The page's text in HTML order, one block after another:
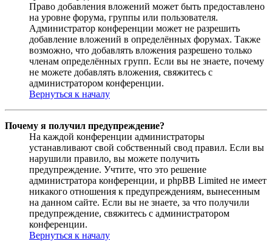
Право добавления вложений может быть предоставлено
на уровне форума, группы или пользователя.
Администратор конференции может не разрешить
добавление вложений в определённых форумах. Также
возможно, что добавлять вложения разрешено только
членам определённых групп. Если вы не знаете, почему
не можете добавлять вложения, свяжитесь с
администратором конференции.
Вернуться к началу
Почему я получил предупреждение?
На каждой конференции администраторы
устанавливают свой собственный свод правил. Если вы
нарушили правило, вы можете получить
предупреждение. Учтите, что это решение
администратора конференции, и phpBB Limited не имеет
никакого отношения к предупреждениям, вынесенным
на данном сайте. Если вы не знаете, за что получили
предупреждение, свяжитесь с администратором
конференции.
Вернуться к началу